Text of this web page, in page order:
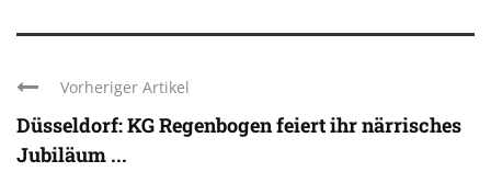
Vorheriger Artikel
Düsseldorf: KG Regenbogen feiert ihr närrisches
Jubiläum ...